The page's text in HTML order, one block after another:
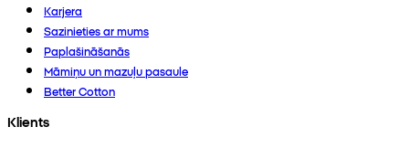
Karjera
Sazinieties ar mums
Paplašināšanās
Māmiņu un mazuļu pasaule
Better Cotton
Klients